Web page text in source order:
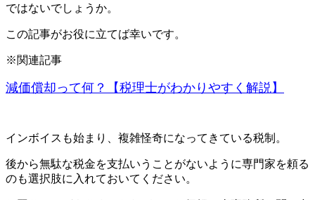
ではないでしょうか。
この記事がお役に立てば幸いです。
※関連記事
減価償却って何？【税理士がわかりやすく解説】
インボイスも始まり、複雑怪奇になってきている税制。
後から無駄な税金を支払いうことがないように専門家を頼る
のも選択肢に入れておいてください。